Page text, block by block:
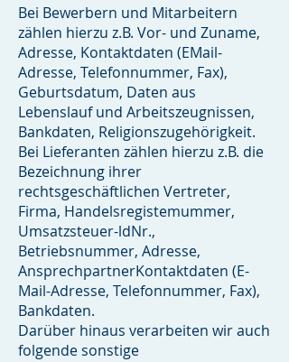
Bei Bewerbern und Mitarbeitern
zählen hierzu z.B. Vor- und Zuname,
Adresse, Kontaktdaten (EMail-
Adresse, Telefonnummer, Fax),
Geburtsdatum, Daten aus
Lebenslauf und Arbeitszeugnissen,
Bankdaten, Religionszugehörigkeit.
Bei Lieferanten zählen hierzu z.B. die
Bezeichnung ihrer
rechtsgeschäftlichen Vertreter,
Firma, Handelsregistemummer,
Umsatzsteuer-ldNr.,
Betriebsnummer, Adresse,
AnsprechpartnerKontaktdaten (E-
Mail-Adresse, Telefonnummer, Fax),
Bankdaten.
Darüber hinaus verarbeiten wir auch
folgende sonstige